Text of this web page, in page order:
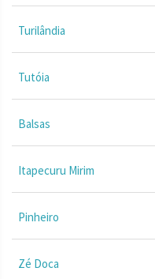
Turilândia
Tutóia
Balsas
Itapecuru Mirim
Pinheiro
Zé Doca